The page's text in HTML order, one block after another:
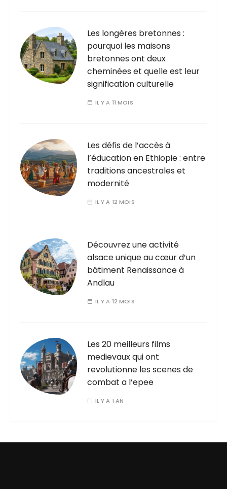
Les longères bretonnes :
pourquoi les maisons
bretonnes ont deux
cheminées et quelle est leur
signification culturelle
IL Y A 11 MOIS
Les défis de l’accès à
l’éducation en Ethiopie : entre
traditions ancestrales et
modernité
IL Y A 12 MOIS
Découvrez une activité
alsace unique au cœur d’un
bâtiment Renaissance à
Andlau
IL Y A 12 MOIS
Les 20 meilleurs films
medievaux qui ont
revolutionne les scenes de
combat a l’epee
IL Y A 1 AN